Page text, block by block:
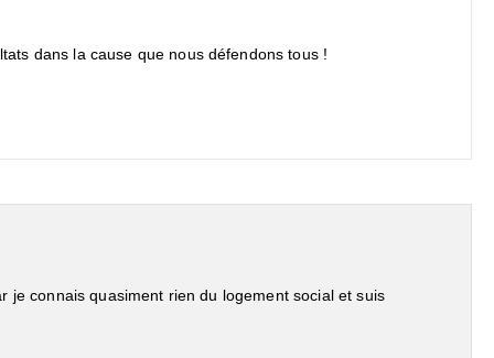
dans la cause que nous défendons tous !
je connais quasiment rien du logement social et suis